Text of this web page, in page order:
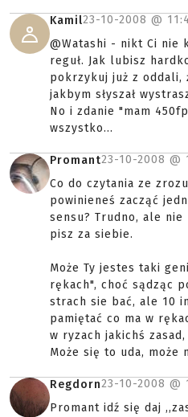
Kamil23-10-2008 @
@Watashi - nikt Ci nie
reguł. Jak lubisz
pokrzykuj już z oddali,
jakbym słyszał
No i zdanie "mam
wszystko...
Promant23-10-2008 @
Co do czytania ze
powinieneś zacząć
sensu? Trudno, ale
pisz za siebie.
Może Ty jestes taki
rękach", choć sądząc
strach sie bać, ale 10
pamiętać co ma w
w ryzach jakichś zasad,
Może się to uda, może
Regdorn23-10-2008 @
Promant idź się daj